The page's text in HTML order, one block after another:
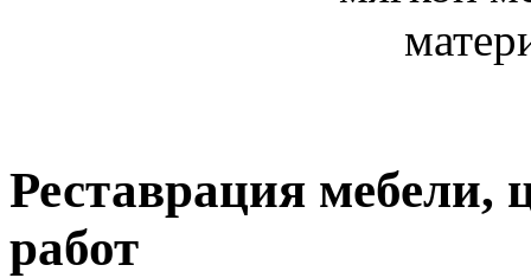
Реставрация мебели,
работ